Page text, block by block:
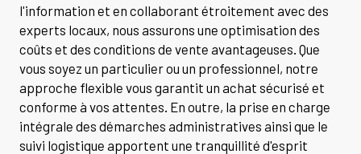
l'information et en collaborant étroitement avec des
experts locaux, nous assurons une optimisation des
coûts et des conditions de vente avantageuses. Que
vous soyez un particulier ou un professionnel, notre
approche flexible vous garantit un achat sécurisé et
conforme à vos attentes. En outre, la prise en charge
intégrale des démarches administratives ainsi que le
suivi logistique apportent une tranquillité d'esprit